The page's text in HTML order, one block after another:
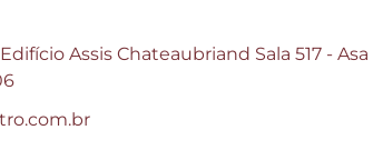
Assis Chateaubriand Sala 517 - Asa